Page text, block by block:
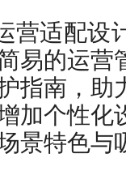
营适配设
易的运营
指南，助
加个性化
景特色与